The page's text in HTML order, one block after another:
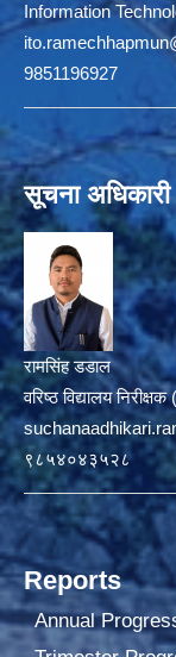
Information
9851196927
सूचना अधिकारी
रामसिंह डडाल
वरिष्ठ विद्यालय
९८५४०४३५२८
Reports
Annual